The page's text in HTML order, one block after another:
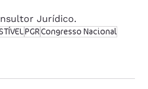
Jurídico.
PGRCongresso Nacional